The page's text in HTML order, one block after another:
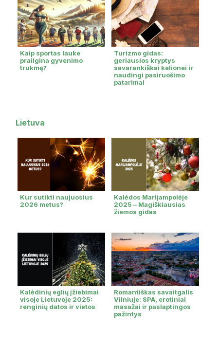
Kaip sportas lauke
prailgina gyvenimo
trukmę?
Turizmo gidas:
geriausios kryptys
savarankiškai kelionei ir
naudingi pasiruošimo
patarimai
Lietuva
Kur sutikti naujuosius
2026 metus?
Kalėdos Marijampolėje
2025 – Magiškiausias
žiemos gidas
Kalėdinių eglių įžiebimai
visoje Lietuvoje 2025:
renginių datos ir vietos
Romantiškas savaitgalis
Vilniuje: SPA, erotiniai
masažai ir paslaptingos
pažintys